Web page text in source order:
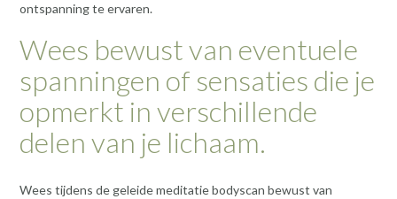
ontspanning te ervaren.
Wees bewust van eventuele
spanningen of sensaties die je
opmerkt in verschillende
delen van je lichaam.
Wees tijdens de geleide meditatie bodyscan bewust van